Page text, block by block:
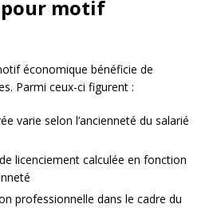
motif
économique bénéficie de
Parmi ceux-ci figurent :
varie selon l’ancienneté du salarié
licenciement calculée en fonction
professionnelle dans le cadre du